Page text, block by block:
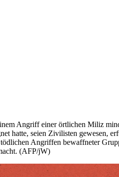
Angriff einer örtlichen Miliz
hatte, seien Zivilisten gewesen,
Angriffen bewaffneter
(AFP/jW)